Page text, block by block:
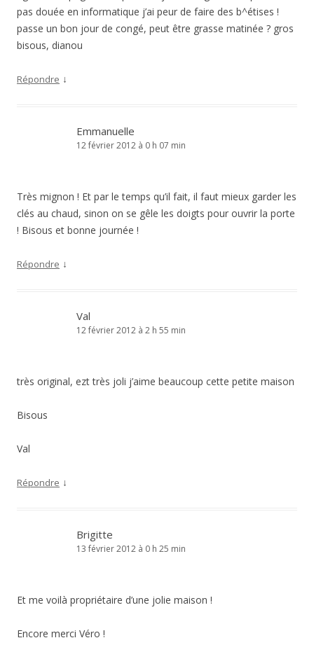
pas douée en informatique j’ai peur de faire des b^étises !
passe un bon jour de congé, peut être grasse matinée ? gros
bisous, dianou
Répondre ↓
Emmanuelle
12 février 2012 à 0 h 07 min
Très mignon ! Et par le temps qu’il fait, il faut mieux garder les
clés au chaud, sinon on se gêle les doigts pour ouvrir la porte
! Bisous et bonne journée !
Répondre ↓
Val
12 février 2012 à 2 h 55 min
très original, ezt très joli j’aime beaucoup cette petite maison
Bisous
Val
Répondre ↓
Brigitte
13 février 2012 à 0 h 25 min
Et me voilà propriétaire d’une jolie maison !
Encore merci Véro !